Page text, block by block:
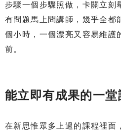
步驟一個步驟照做，卡關立刻
有問題馬上問講師，幾乎全都
個小時，一個漂亮又容易維護
前。
能立即有成果的一堂
在新思惟眾多上過的課程裡面